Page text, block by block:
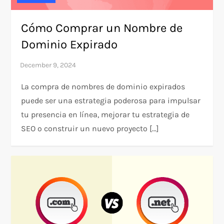
Cómo Comprar un Nombre de
Dominio Expirado
La compra de nombres de dominio expirados
puede ser una estrategia poderosa para impulsar
tu presencia en línea, mejorar tu estrategia de
SEO o construir un nuevo proyecto […]